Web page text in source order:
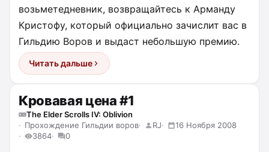
возьметедневник, возвращайтесь к Арманду
Кристофу, который официально зачислит вас в
Гильдию Воров и выдаст небольшую премию.
Читать дальше
Кровавая цена #1
The Elder Scrolls IV: Oblivion
Прохождение Гильдии воров
RJ
16 Ноября 2008
3864
0